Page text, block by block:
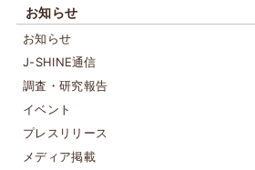
お知らせ
お知らせ
J-SHINE通信
調査・研究報告
イベント
プレスリリース
メディア掲載